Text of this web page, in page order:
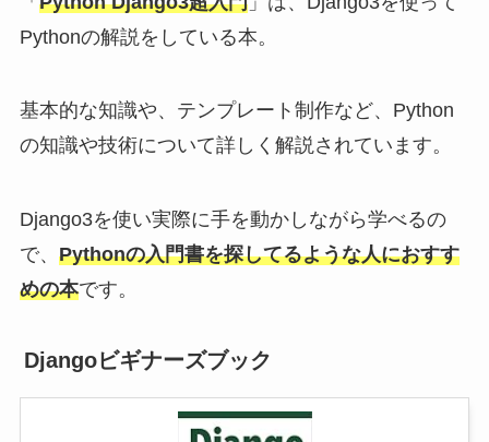
Pythonの解説をしている本。
基本的な知識や、テンプレート制作など、Python
の知識や技術について詳しく解説されています。
Django3を使い実際に手を動かしながら学べるの
で、 Pythonの入門書を探してるような人におすす
めの本です。
Djangoビギナーズブック